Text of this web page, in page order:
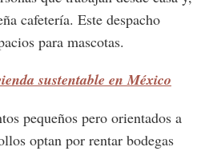
cafetería. Este despacho
para mascotas.
sustentable en México
pequeños pero orientados a
optan por rentar bodegas